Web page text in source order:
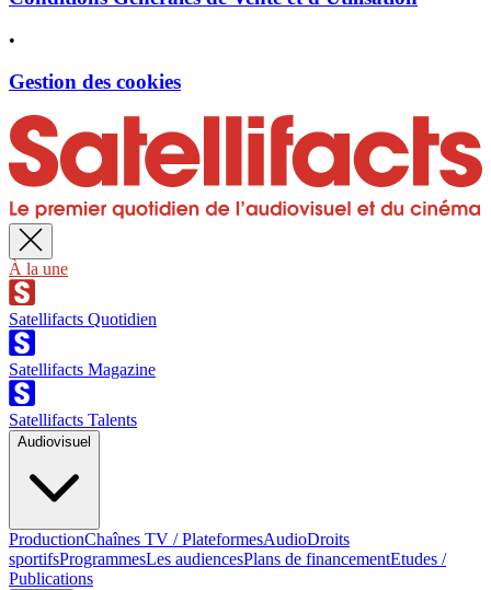
•
Gestion des cookies
À la une
Satellifacts Quotidien
Satellifacts Magazine
Satellifacts Talents
Audiovisuel
ProductionChaînes TV / PlateformesAudioDroits
sportifsProgrammesLes audiencesPlans de financementEtudes /
Publications